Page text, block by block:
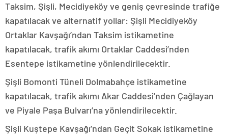
Taksim, Şişli, Mecidiyeköy ve geniş çevresinde trafiğe
kapatılacak ve alternatif yollar: Şişli Mecidiyeköy
Ortaklar Kavşağı’ndan Taksim istikametine
kapatılacak, trafik akımı Ortaklar Caddesi’nden
Esentepe istikametine yönlendirilecektir.
Şişli Bomonti Tüneli Dolmabahçe istikametine
kapatılacak, trafik akımı Akar Caddesi’nden Çağlayan
ve Piyale Paşa Bulvarı’na yönlendirilecektir.
Şişli Kuştepe Kavşağı’ndan Geçit Sokak istikametine